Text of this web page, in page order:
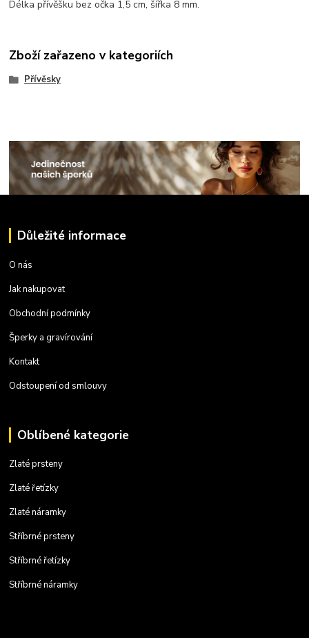
Délka přívěšku bez očka 1,5 cm, šířka 8 mm.
Zboží zařazeno v kategoriích
Přívěsky
Důležité informace
O nás
Jak nakupovat
Obchodní podmínky
Šperky a gravírování
Kontakt
Odstoupení od smlouvy
Oblíbené kategorie
Zlaté prsteny
Zlaté řetízky
Zlaté náramky
Stříbrné prsteny
Stříbrné řetízky
Stříbrné náramky